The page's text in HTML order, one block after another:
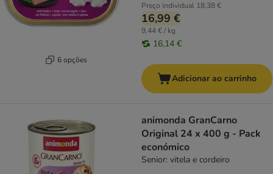
6 opções
Preço individual 18,38 €
16,99 €
9,44 € / kg
16,14 €
Adicionar ao carrinho
animonda GranCarno
Original 24 x 400 g - Pack
económico
Senior: vitela e cordeiro